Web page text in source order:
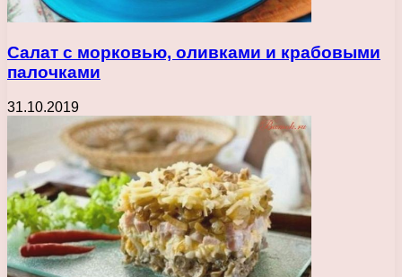
Салат с морковью, оливками и крабовыми
палочками
31.10.2019